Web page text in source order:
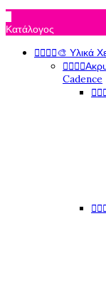
Κατάλογος
   🎨 Υλικά
   
Cadence
 
 